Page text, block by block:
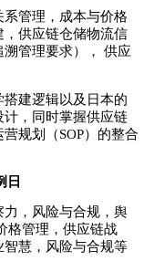
管理，成本与价格
供应链仓储物流信
管理要求）， 供应
建逻辑以及日本的
，同时掌握供应链
规划（SOP）的整合
日
，风险与合规，舆
格管理，供应链战
慧，风险与合规等